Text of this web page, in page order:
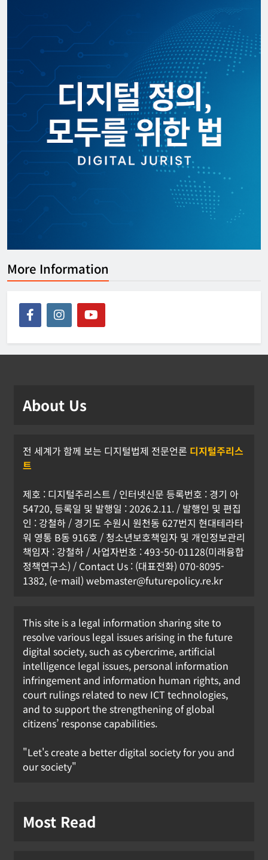
More Information
About Us
전 세계가 함께 보는 디지털법제 전문언론 디지털주리스
트
제호 : 디지털주리스트 / 인터넷신문 등록번호 : 경기 아
54720, 등록일 및 발행일 : 2026.2.11. / 발행인 및 편집
인 : 강철하 / 경기도 수원시 원천동 627번지 현대테라타
워 영통 B동 916호 / 청소년보호책임자 및 개인정보관리
책임자 : 강철하 / 사업자번호 : 493-50-01128(미래융합
정책연구소) / Contact Us : (대표전화) 070-8095-
1382, (e-mail) webmaster@futurepolicy.re.kr
This site is a legal information sharing site to
resolve various legal issues arising in the future
digital society, such as cybercrime, artificial
intelligence legal issues, personal information
infringement and information human rights, and
court rulings related to new ICT technologies,
and to support the strengthening of global
citizens’ response capabilities.
"Let's create a better digital society for you and
our society"
Most Read